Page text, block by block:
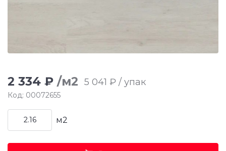
2 334 ₽ /м2 5 041 ₽ / упак
Код: 00072655
м2